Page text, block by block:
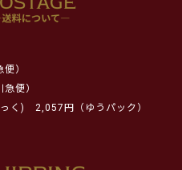
）
便）
く)
2,057円（ゆうパック）